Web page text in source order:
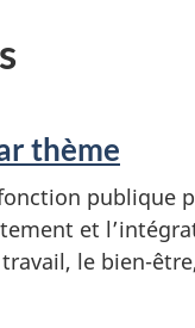
thème
publique
et
le bien-